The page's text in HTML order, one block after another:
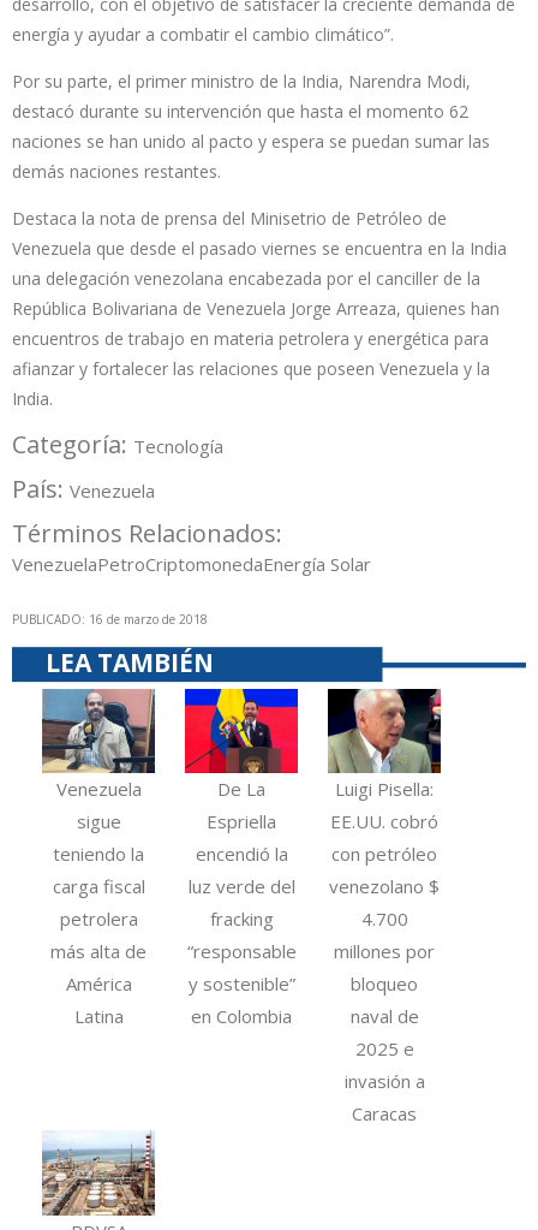
energía y ayudar a combatir el cambio climático”.
Por su parte, el primer ministro de la India, Narendra Modi,
destacó durante su intervención que hasta el momento 62
naciones se han unido al pacto y espera se puedan sumar las
demás naciones restantes.
Destaca la nota de prensa del Minisetrio de Petróleo de
Venezuela que desde el pasado viernes se encuentra en la India
una delegación venezolana encabezada por el canciller de la
República Bolivariana de Venezuela Jorge Arreaza, quienes han
encuentros de trabajo en materia petrolera y energética para
afianzar y fortalecer las relaciones que poseen Venezuela y la
India.
Categoría: Tecnología
País: Venezuela
Términos Relacionados:
VenezuelaPetroCriptomonedaEnergía Solar
PUBLICADO: 16 de marzo de 2018
LEA TAMBIÉN
Venezuela
sigue
teniendo la
carga fiscal
petrolera
más alta de
América
Latina
De La
Espriella
encendió la
luz verde del
fracking
“responsable
y sostenible”
en Colombia
Luigi Pisella:
EE.UU. cobró
con petróleo
venezolano $
4.700
millones por
bloqueo
naval de
2025 e
invasión a
Caracas